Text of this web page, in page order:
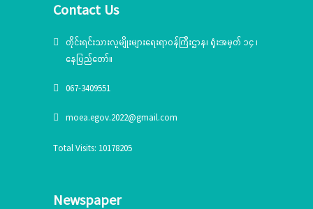
Contact Us
တိုင်းရင်းသားလူမျိုးများရေးရာဝန်ကြီးဌာန၊ ရုံးအမှတ် ၁၄ ၊
နေပြည်တော်။
067-3409551
moea.egov.2022@gmail.com
Total Visits: 10178205
Newspaper